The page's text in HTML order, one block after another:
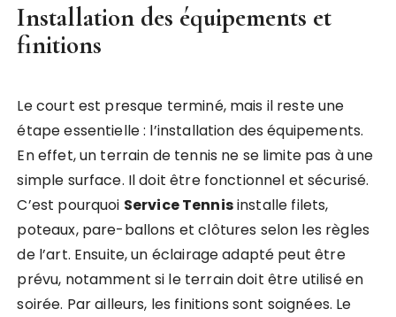
Installation des équipements et
finitions
Le court est presque terminé, mais il reste une
étape essentielle : l’installation des équipements.
En effet, un terrain de tennis ne se limite pas à une
simple surface. Il doit être fonctionnel et sécurisé.
C’est pourquoi Service Tennisinstalle filets,
poteaux, pare-ballons et clôtures selon les règles
de l’art. Ensuite, un éclairage adapté peut être
prévu, notamment si le terrain doit être utilisé en
soirée. Par ailleurs, les finitions sont soignées. Le